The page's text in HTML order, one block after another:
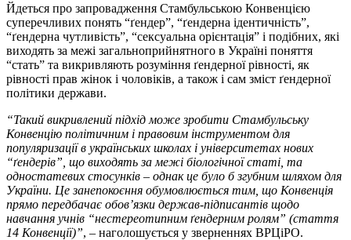
Йдеться про запровадження Стамбульською Конвенцією
суперечливих понять “ґендер”, “ґендерна ідентичність”,
“ґендерна чутливість”, “сексуальна орієнтація” і подібних, які
виходять за межі загальноприйнятного в Україні поняття
“стать” та викривляють розуміння ґендерної рівності, як
рівності прав жінок і чоловіків, а також і сам зміст ґендерної
політики держави.
“Такий викривлений підхід може зробити Стамбульську
Конвенцію політичним і правовим інструментом для
популяризації в українських школах і університетах нових
“ґендерів”, що виходять за межі біологічної статі, та
одностатевих стосунків – однак це було б згубним шляхом для
України. Це занепокоєння обумовлюється тим, що Конвенція
прямо передбачає обов’язки держав-підписантів щодо
навчання учнів “нестереотипним ґендерним ролям” (стаття
14 Конвенції)”, – наголошується у зверненнях ВРЦіРО.